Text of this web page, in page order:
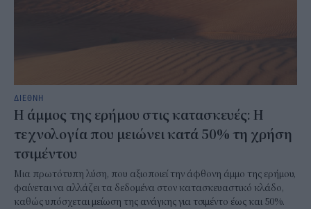
ΔΙΕΘΝΗ
Η άμμος της ερήμου στις κατασκευές: Η
τεχνολογία που μειώνει κατά 50% τη χρήση
τσιμέντου
Μια πρωτότυπη λύση, που αξιοποιεί την άφθονη άμμο της ερήμου,
φαίνεται να αλλάζει τα δεδομένα στον κατασκευαστικό κλάδο,
καθώς υπόσχεται μείωση της ανάγκης για τσιμέντο έως και 50%.